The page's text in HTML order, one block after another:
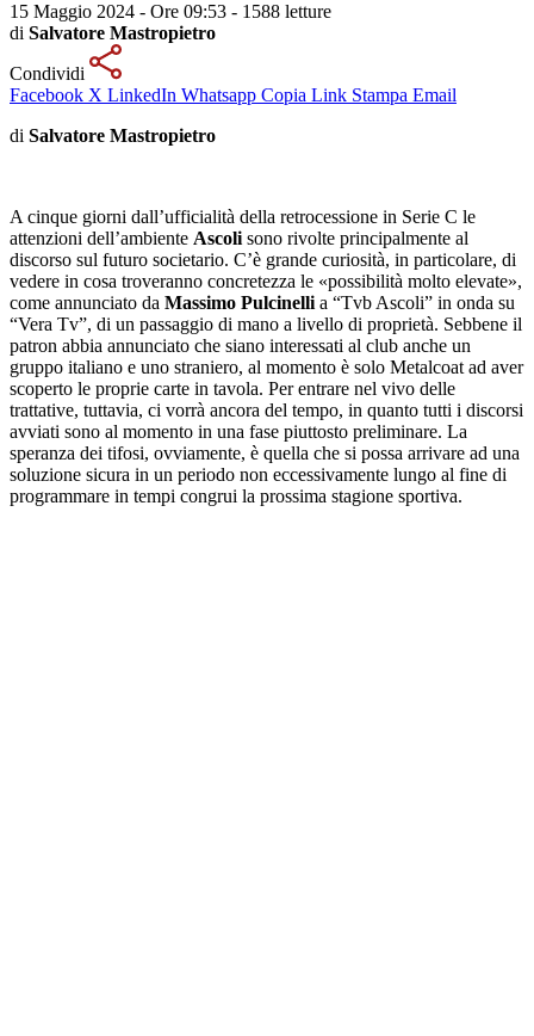
15 Maggio 2024 - Ore 09:53 - 1588 letture
di Salvatore Mastropietro
Condividi
Facebook X LinkedIn Whatsapp Copia Link Stampa Email
di Salvatore Mastropietro
A cinque giorni dall’ufficialità della retrocessione in Serie C le
attenzioni dell’ambiente Ascoli sono rivolte principalmente al
discorso sul futuro societario. C’è grande curiosità, in particolare, di
vedere in cosa troveranno concretezza le «possibilità molto elevate»,
come annunciato da Massimo Pulcinelli a “Tvb Ascoli” in onda su
“Vera Tv”, di un passaggio di mano a livello di proprietà. Sebbene il
patron abbia annunciato che siano interessati al club anche un
gruppo italiano e uno straniero, al momento è solo Metalcoat ad aver
scoperto le proprie carte in tavola. Per entrare nel vivo delle
trattative, tuttavia, ci vorrà ancora del tempo, in quanto tutti i discorsi
avviati sono al momento in una fase piuttosto preliminare. La
speranza dei tifosi, ovviamente, è quella che si possa arrivare ad una
soluzione sicura in un periodo non eccessivamente lungo al fine di
programmare in tempi congrui la prossima stagione sportiva.